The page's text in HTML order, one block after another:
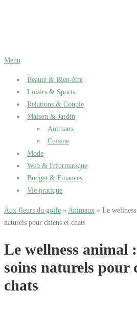
Menu
Beauté & Bien-être
Loisirs & Sports
Relations & Couple
Maison & Jardin
Animaux
Cuisine
Mode
Web & Informatique
Budget & Finances
Vie pratique
Aux fleurs du golfe » Animaux » Le
naturels pour chiens et chats
Le wellness animal
soins naturels pour
chats